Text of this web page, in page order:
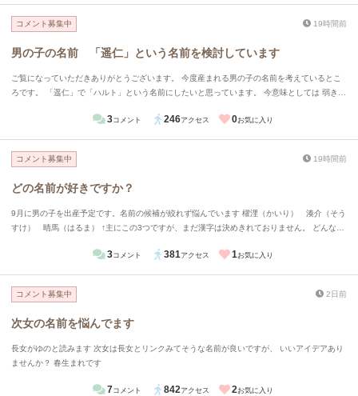
コメント募集中 19時間前
男の子の名前 「遥仁」という名前を検討しています
ご覧になっていただきありがとうございます。 今度産まれる男の子の名前を考えているとこ
ろです。 「遥仁」で「ハルト」という名前にしたいと思っています。 今意味としては 弱きを
この漢字を使うと少しおごそかな雰囲気が出そうなので柔らかくするために「遥」という字を
「ハルヒト」と読みますか？読みで苦労をかけたくないなと思い思案しているところです。
ちなみに「ハルヒト」という音は少し皇族感が出過ぎちゃわないかな？と思って今はあまり考
3コメント 246アクセス 0お気に入り
コメント募集中 19時間前
どの名前が好きですか？
9月に男の子を出産予定です。名前の候補が絞れず悩んでいます 櫂浬（かいり） 湊介（そう
すけ） 晴馬（はるま） ↑主にこの3つですが、まだ漢字は決めきれておりません。 どんな印
3コメント 381 アクセス 1 お気に入り
コメント募集中 2日前
次女の名前を悩んでます
長女がゆのと読みます 次女は長女とリンクみてそうな名前が良いですが、 いいアイデアあり
ませんか？ 春生まれです
7コメント 842 アクセス 2 お気に入り